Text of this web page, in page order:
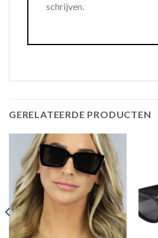
schrijven.
GERELATEERDE PRODUCTEN